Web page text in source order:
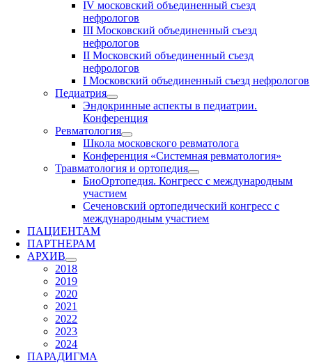
IV московский объединенный съезд
нефрологов
III Московский объединенный съезд
нефрологов
II Московский объединенный съезд
нефрологов
I Московский объединенный съезд нефрологов
Педиатрия
Эндокринные аспекты в педиатрии.
Конференция
Ревматология
Школа московского ревматолога
Конференция «Системная ревматология»
Травматология и ортопедия
БиоОртопедия. Конгресс с международным
участием
Сеченовский ортопедический конгресс с
международным участием
ПАЦИЕНТАМ
ПАРТНЕРАМ
АРХИВ
2018
2019
2020
2021
2022
2023
2024
ПАРАДИГМА